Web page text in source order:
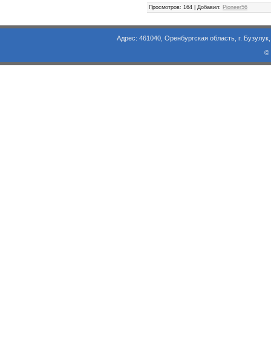
Просмотров: 164 | Добавил: Pioneer56
Адрес: 461040, Оренбургская область, г. Бузулук, ул.
©